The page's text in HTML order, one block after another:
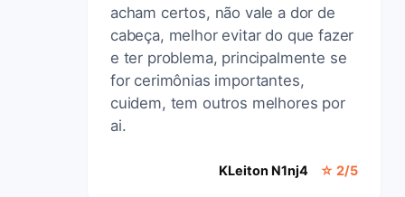
acham certos, não vale a dor de
cabeça, melhor evitar do que fazer
e ter problema, principalmente se
for cerimônias importantes,
cuidem, tem outros melhores por
ai.
KLeiton N1nj4 ☆ 2/5